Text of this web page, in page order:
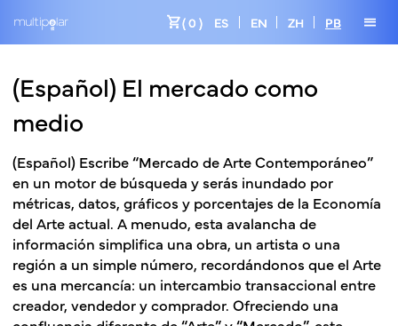
shopping_cart( 0 ) ES EN ZH PB menu
(Español) El mercado como
medio
(Español) Escribe “Mercado de Arte Contemporáneo”
en un motor de búsqueda y serás inundado por
métricas, datos, gráficos y porcentajes de la Economía
del Arte actual. A menudo, esta avalancha de
información simplifica una obra, un artista o una
región a un simple número, recordándonos que el Arte
es una mercancía: un intercambio transaccional entre
creador, vendedor y comprador. Ofreciendo una